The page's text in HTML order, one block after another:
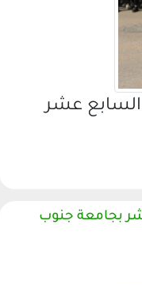
عشر
بجامعة جنوب